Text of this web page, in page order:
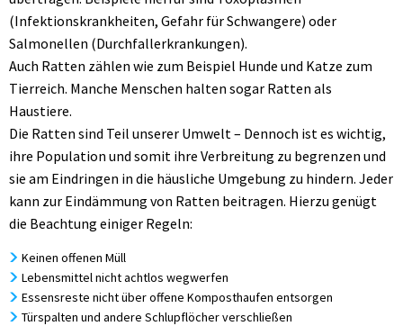
(Infektionskrankheiten, Gefahr für Schwangere) oder
Salmonellen (Durchfallerkrankungen).
Auch Ratten zählen wie zum Beispiel Hunde und Katze zum
Tierreich. Manche Menschen halten sogar Ratten als
Haustiere.
Die Ratten sind Teil unserer Umwelt – Dennoch ist es wichtig,
ihre Population und somit ihre Verbreitung zu begrenzen und
sie am Eindringen in die häusliche Umgebung zu hindern. Jeder
kann zur Eindämmung von Ratten beitragen. Hierzu genügt
die Beachtung einiger Regeln:
Keinen offenen Müll
Lebensmittel nicht achtlos wegwerfen
Essensreste nicht über offene Komposthaufen entsorgen
Türspalten und andere Schlupflöcher verschließen